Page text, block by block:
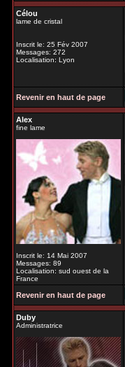
Célou
lame de cristal
Inscrit le: 25 Fév 2007
Messages: 272
Localisation: Lyon
Revenir en haut de page
Alex
fine lame
Inscrit le: 14 Mai 2007
Messages: 89
Localisation: sud ouest de la
France
Revenir en haut de page
Duby
Administratrice